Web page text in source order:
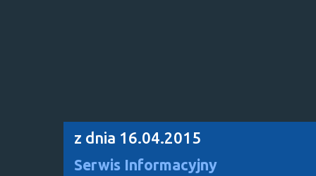
z dnia 16.04.2015
Serwis Informacyjny